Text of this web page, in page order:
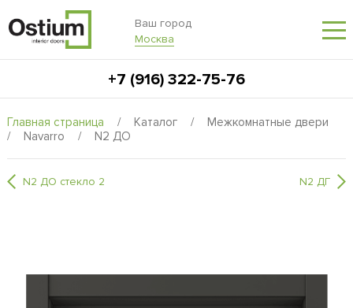
Ваш город
Москва
+7 (916) 322-75-76
Главная страница / Каталог /
Межкомнатные двери
/
Navarro / N2 ДО
N2 ДО стекло 2 N2 ДГ